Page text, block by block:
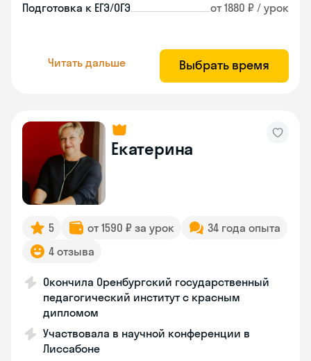
Подготовка к ЕГЭ/ОГЭ от 1880 ₽ / урок
Читать дальше Выбрать время
Екатерина
5 от 1590 ₽ за урок
34 года опыта
4 отзыва
Окончила Оренбургский государственный
педагогический институт с красным
дипломом
Участвовала в научной конференции в
Лиссабоне